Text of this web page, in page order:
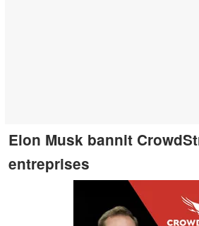
Elon Musk bannit
entreprises